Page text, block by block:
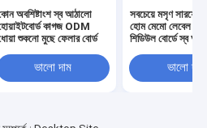
অবশিষ্টাংশ স্ব আঠালো
কাগজ ODM
শুকনো মুছে ফেলার বোর্ড
ভালো দাম
সবচেয়ে মসৃণ সারফেস
হোম মেমো লেবেল
শিডিউল বোর্ডে স্ব
ভালো দাম